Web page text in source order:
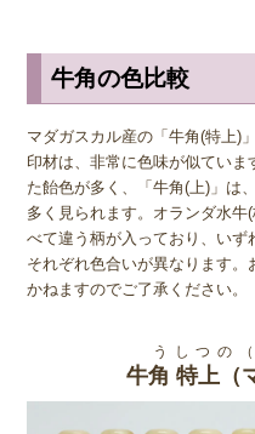
◆ 注意点と保管方法
牛角(うしつの)印材は、乾燥に
いとひび割れたり形が歪んでし
や高温多湿の環境を避けて衝撃
スに入れて保管するようにしま
にケースの外に出しておかな
は、変色の原因にもなるため冷
ンパク質であるため、虫に食わ
◆ お手入れ方法
使用後は、印面のインクを柔
牛角の色比較
マダガスカル産の「牛角(特上)
印材は、非常に色味が似ていま
た飴色が多く、「牛角(上)」は
多く見られます。オランダ水牛
べて違う柄が入っており、いず
それぞれ色合いが異なります
かねますのでご了承ください。
うしつの
牛角 特上（